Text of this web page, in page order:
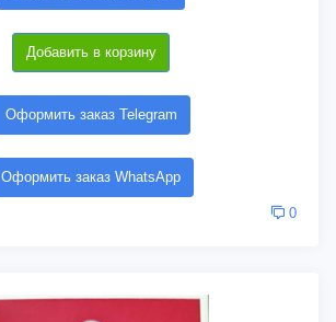
Добавить в корзину
Оформить заказ Telegram
Оформить заказ WhatsApp
0